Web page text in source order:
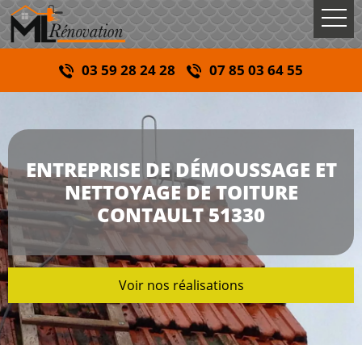
03 59 28 24 28 07 85 03 64 55
ENTREPRISE DE DÉMOUSSAGE ET
NETTOYAGE DE TOITURE
CONTAULT 51330
Voir nos réalisations